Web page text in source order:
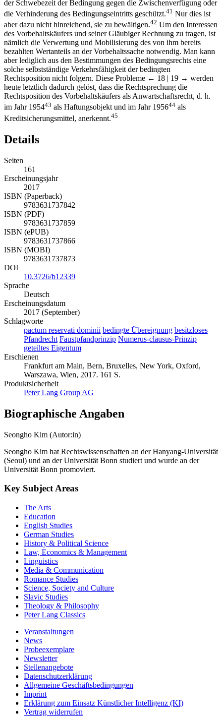
ein bedingt Berechtigter nach den §§ 160, 161, 162 BGB während
der Schwebezeit der Bedingung gegen die Zwischenverfügung oder
die Verhinderung des Bedingungseintritts geschützt.
Nur dies ist
aber dazu nicht hinreichend, sie zu bewältigen.42Um den Interessen
des Vorbehaltskäufers und seiner Gläubiger Rechnung zu tragen, ist
nämlich die Verwertung und Mobilisierung des von ihm bereits
bezahlten Wertanteils an der Vorbehaltssache notwendig. Man kann
aber lediglich aus den Bestimmungen des Bedingungsrechts eine
solche selbstständige Verkehrsfähigkeit der bedingten
Rechtsposition nicht folgern. Diese Probleme← 18 | 19 →
heute letztlich dadurch gelöst, dass die Rechtsprechung die
Rechtsposition des Vorbehaltskäufers als Anwartschaftsrecht, d. h.
im Jahr 1954
als Haftungsobjekt und im Jahr 1956
161
Erscheinungsjahr
2017
ISBN (Paperback)
9783631737842
ISBN (PDF)
9783631737859
ISBN (ePUB)
9783631737866
ISBN (MOBI)
10.3726/b12339
Sprache
Deutsch
Erscheinungsdatum
2017 (September)
Schlagworte
pactum reservati dominii bedingte Übereignung besitzloses
Pfandrecht Faustpfandprinzip
geteiltes Eigentum
Erschienen
Frankfurt am Main, Bern, Bruxelles, New York, Oxford,
Warszawa, Wien, 2017. 161 S.
Produktsicherheit
Biographische Angaben
Seongho Kim hat Rechtswissenschaften an der Hanyang-Universität
(Seoul) und an der Universität Bonn studiert und wurde an der
The Arts
Education
English Studies
German Studies
History & Political Science
Law, Economics & Management
Linguistics
Media & Communication
Romance Studies
Science, Society and Culture
Slavic Studies
Theology & Philosophy
Veranstaltungen
News
Probeexemplare
Newsletter
Stellenangebote
Datenschutzerklärung
Allgemeine Geschäftsbedingungen
Imprint
Erklärung zum Einsatz Künstlicher Intelligenz (KI)